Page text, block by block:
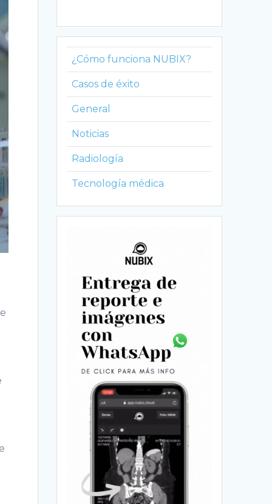
¿Cómo funciona NUBIX?
Casos de éxito
General
Noticias
Radiología
Tecnología médica